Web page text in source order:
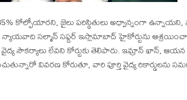
కోల్పోయారని, జైలు పరిస్థితులు అధ్వాన్నంగా
సల్మాన్ సఫ్దర్ ఇస్లామాబాద్ హైకోర్టును
సౌకర్యాలు లేవని కోర్టుకు తెలిపారు. ఇమ్రాన్ ఖాన్,
వివరణ కోరుతూ, వారి పూర్తి వైద్య రికార్డులను